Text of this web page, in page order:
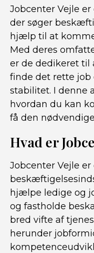
Jobcenter Vejle
der søger
hjælp til at
Med deres
er de dedikeret
finde det rette job
stabilitet. I denne
hvordan du kan
få den
Hvad er
Jobcenter Vejle
hjælpe ledige og
og fastholde
bred vifte af
herunder